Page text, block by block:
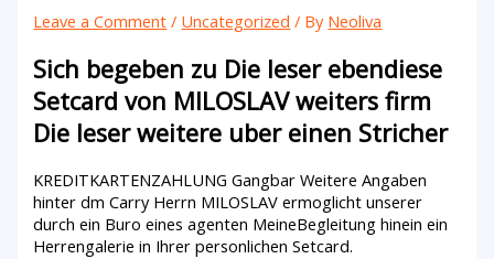
Leave a Comment / Uncategorized / By Neoliva
Sich begeben zu Die leser ebendiese
Setcard von MILOSLAV weiters firm
Die leser weitere uber einen Stricher
KREDITKARTENZAHLUNG Gangbar Weitere Angaben
hinter dm Carry Herrn MILOSLAV ermoglicht unserer
durch ein Buro eines agenten MeineBegleitung hinein ein
Herrengalerie in Ihrer personlichen Setcard.